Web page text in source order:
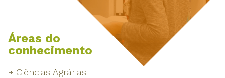
Áreas do
conhecimento
Ciências Agrárias